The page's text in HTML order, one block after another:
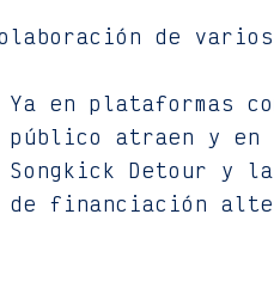
de varios
en plataformas
público atraen y en
Songkick Detour y
financiación